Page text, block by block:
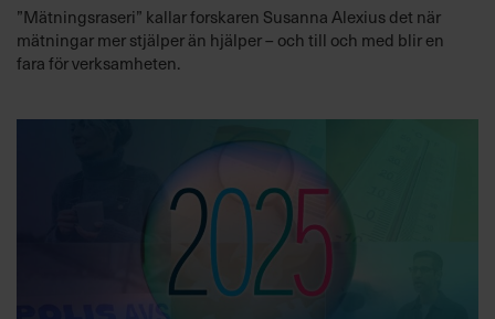
”Mätningsraseri” kallar forskaren Susanna Alexius det när
mätningar mer stjälper än hjälper – och till och med blir en
fara för verksamheten.